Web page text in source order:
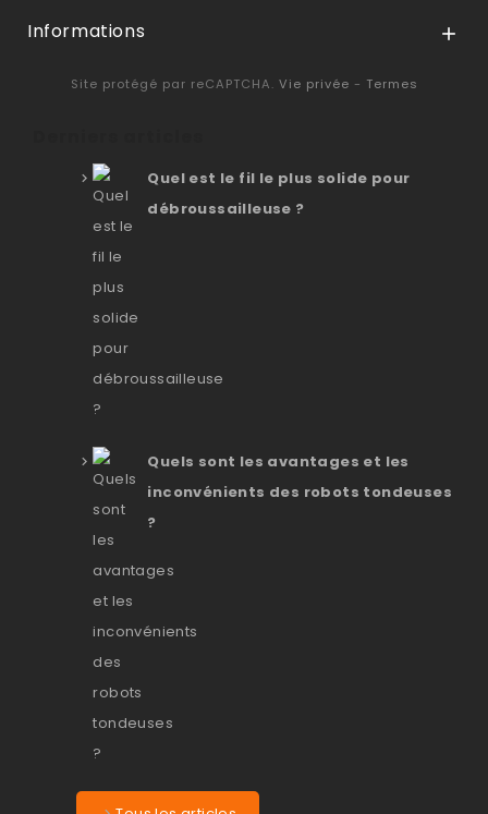
Informations 
Site protégé par reCAPTCHA. Vie privée - Termes
Quel est le fil le plus solide pour
débroussailleuse ?
Quels sont les avantages et les
inconvénients des robots tondeuses
?